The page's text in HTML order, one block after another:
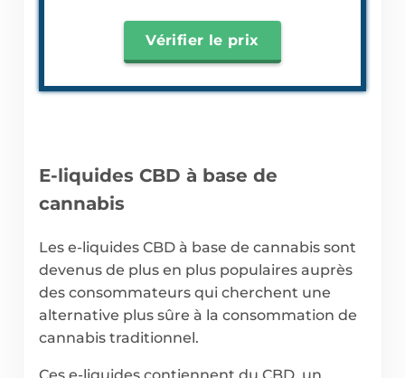
Vérifier le prix
E-liquides CBD à base de
cannabis
Les e-liquides CBD à base de cannabis sont
devenus de plus en plus populaires auprès
des consommateurs qui cherchent une
alternative plus sûre à la consommation de
cannabis traditionnel.